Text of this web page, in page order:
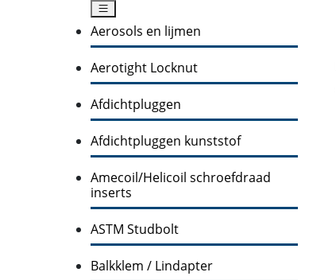
Aerosols en lijmen
Aerotight Locknut
Afdichtpluggen
Afdichtpluggen kunststof
Amecoil/Helicoil schroefdraad
inserts
ASTM Studbolt
Balkklem / Lindapter